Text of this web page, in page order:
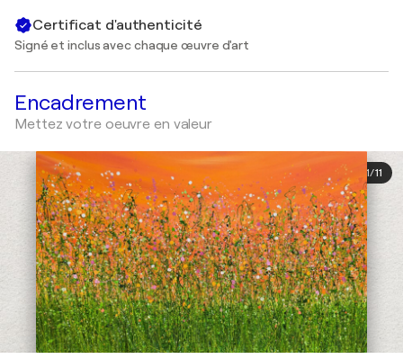
Certificat d'authenticité
Signé et inclus avec chaque œuvre d'art
Encadrement
Mettez votre oeuvre en valeur
1/11